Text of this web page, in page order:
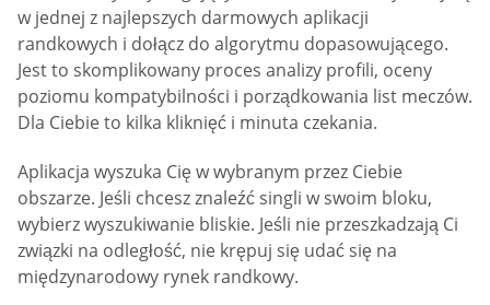
w jednej z najlepszych darmowych aplikacji
randkowych i dołącz do algorytmu dopasowującego.
Jest to skomplikowany proces analizy profili, oceny
poziomu kompatybilności i porządkowania list meczów.
Dla Ciebie to kilka kliknięć i minuta czekania.
Aplikacja wyszuka Cię w wybranym przez Ciebie
obszarze. Jeśli chcesz znaleźć singli w swoim bloku,
wybierz wyszukiwanie bliskie. Jeśli nie przeszkadzają Ci
związki na odległość, nie krępuj się udać się na
międzynarodowy rynek randkowy.